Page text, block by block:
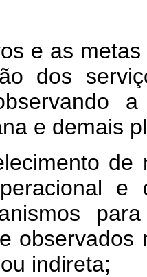
e as
dos
e demais
de
indireta;